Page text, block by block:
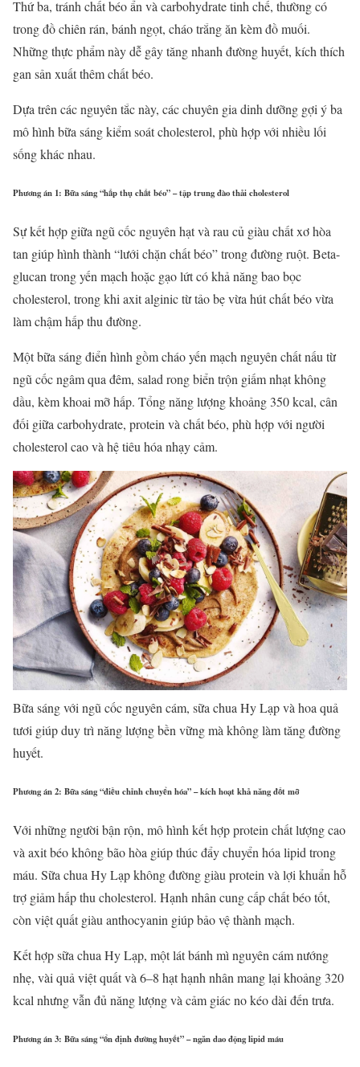
Thứ ba, tránh chất béo ẩn và carbohydrate tinh chế, thường có
trong đồ chiên rán, bánh ngọt, cháo trắng ăn kèm đồ muối.
Những thực phẩm này dễ gây tăng nhanh đường huyết, kích thích
gan sản xuất thêm chất béo.
Dựa trên các nguyên tắc này, các chuyên gia dinh dưỡng gợi ý ba
mô hình bữa sáng kiểm soát cholesterol, phù hợp với nhiều lối
sống khác nhau.
Phương án 1: Bữa sáng “hấp thụ chất béo” – tập trung đào thải cholesterol
Sự kết hợp giữa ngũ cốc nguyên hạt và rau củ giàu chất xơ hòa
tan giúp hình thành “lưới chặn chất béo” trong đường ruột. Beta-
glucan trong yến mạch hoặc gạo lứt có khả năng bao bọc
cholesterol, trong khi axit alginic từ tảo bẹ vừa hút chất béo vừa
làm chậm hấp thu đường.
Một bữa sáng điển hình gồm cháo yến mạch nguyên chất nấu từ
ngũ cốc ngâm qua đêm, salad rong biển trộn giấm nhạt không
dầu, kèm khoai mỡ hấp. Tổng năng lượng khoảng 350 kcal, cân
đối giữa carbohydrate, protein và chất béo, phù hợp với người
cholesterol cao và hệ tiêu hóa nhạy cảm.
Bữa sáng với ngũ cốc nguyên cám, sữa chua Hy Lạp và hoa quả
tươi giúp duy trì năng lượng bền vững mà không làm tăng đường
huyết.
Phương án 2: Bữa sáng “điều chỉnh chuyển hóa” – kích hoạt khả năng đốt mỡ
Với những người bận rộn, mô hình kết hợp protein chất lượng cao
và axit béo không bão hòa giúp thúc đẩy chuyển hóa lipid trong
máu. Sữa chua Hy Lạp không đường giàu protein và lợi khuẩn hỗ
trợ giảm hấp thu cholesterol. Hạnh nhân cung cấp chất béo tốt,
còn việt quất giàu anthocyanin giúp bảo vệ thành mạch.
Kết hợp sữa chua Hy Lạp, một lát bánh mì nguyên cám nướng
nhẹ, vài quả việt quất và 6–8 hạt hạnh nhân mang lại khoảng 320
kcal nhưng vẫn đủ năng lượng và cảm giác no kéo dài đến trưa.
Phương án 3: Bữa sáng “ổn định đường huyết” – ngăn dao động lipid máu